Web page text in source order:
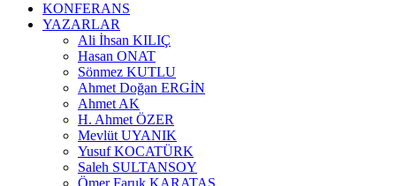
KONFERANS
YAZARLAR
Ali İhsan KILIÇ
Hasan ONAT
Sönmez KUTLU
Ahmet Doğan ERGİN
Ahmet AK
H. Ahmet ÖZER
Mevlüt UYANIK
Yusuf KOCATÜRK
Saleh SULTANSOY
Ömer Faruk KARATAŞ